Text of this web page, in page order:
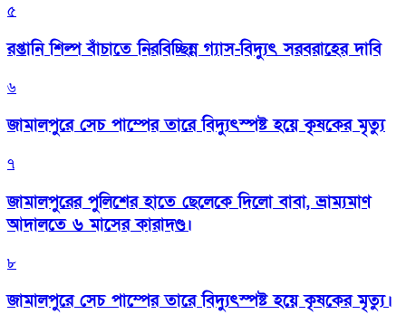
৫
রপ্তানি শিল্প বাঁচাতে নিরবিচ্ছিন্ন গ্যাস-বিদ্যুৎ সরবরাহের দাবি
৬
জামালপুরে সেচ পাম্পের তারে বিদ্যুৎস্পষ্ট হয়ে কৃষকের মৃত্যু
৭
জামালপুরের পুলিশের হাতে ছেলেকে দিলো বাবা, ভ্রাম্যমাণ
আদালতে ৬ মাসের কারাদণ্ড।
৮
জামালপুরে সেচ পাম্পের তারে বিদ্যুৎস্পষ্ট হয়ে কৃষকের মৃত্যু।